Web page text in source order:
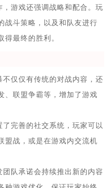
游戏还强调战略和配合。玩
战斗策略，以及和队友进行
得最终的胜利。
仅仅有传统的对战内容，还
、联盟争霸等，增加了游戏
完善的社交系统，玩家可以
盟战，或是在游戏内交流机
队承诺会持续推出新的内容